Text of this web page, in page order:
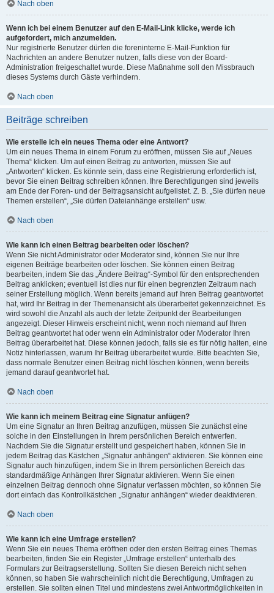
Nach oben
Wenn ich bei einem Benutzer auf den E-Mail-Link klicke, werde ich
aufgefordert, mich anzumelden.
Nur registrierte Benutzer dürfen die foreninterne E-Mail-Funktion für
Nachrichten an andere Benutzer nutzen, falls diese von der Board-
Administration freigeschaltet wurde. Diese Maßnahme soll den Missbrauch
dieses Systems durch Gäste verhindern.
Nach oben
Beiträge schreiben
Wie erstelle ich ein neues Thema oder eine Antwort?
Um ein neues Thema in einem Forum zu eröffnen, müssen Sie auf „Neues
Thema“ klicken. Um auf einen Beitrag zu antworten, müssen Sie auf
„Antworten“ klicken. Es könnte sein, dass eine Registrierung erforderlich ist,
bevor Sie einen Beitrag schreiben können. Ihre Berechtigungen sind jeweils
am Ende der Foren- und der Beitragsansicht aufgelistet. Z. B. „Sie dürfen neue
Themen erstellen“, „Sie dürfen Dateianhänge erstellen“ usw.
Nach oben
Wie kann ich einen Beitrag bearbeiten oder löschen?
Wenn Sie nicht Administrator oder Moderator sind, können Sie nur Ihre
eigenen Beiträge bearbeiten oder löschen. Sie können einen Beitrag
bearbeiten, indem Sie das „Ändere Beitrag“-Symbol für den entsprechenden
Beitrag anklicken; eventuell ist dies nur für einen begrenzten Zeitraum nach
seiner Erstellung möglich. Wenn bereits jemand auf Ihren Beitrag geantwortet
hat, wird Ihr Beitrag in der Themenansicht als überarbeitet gekennzeichnet. Es
wird sowohl die Anzahl als auch der letzte Zeitpunkt der Bearbeitungen
angezeigt. Dieser Hinweis erscheint nicht, wenn noch niemand auf Ihren
Beitrag geantwortet hat oder wenn ein Administrator oder Moderator Ihren
Beitrag überarbeitet hat. Diese können jedoch, falls sie es für nötig halten, eine
Notiz hinterlassen, warum Ihr Beitrag überarbeitet wurde. Bitte beachten Sie,
dass normale Benutzer einen Beitrag nicht löschen können, wenn bereits
jemand darauf geantwortet hat.
Nach oben
Wie kann ich meinem Beitrag eine Signatur anfügen?
Um eine Signatur an Ihren Beitrag anzufügen, müssen Sie zunächst eine
solche in den Einstellungen in Ihrem persönlichen Bereich entwerfen.
Nachdem Sie die Signatur erstellt und gespeichert haben, können Sie in
jedem Beitrag das Kästchen „Signatur anhängen“ aktivieren. Sie können eine
Signatur auch hinzufügen, indem Sie in Ihrem persönlichen Bereich das
standardmäßige Anhängen Ihrer Signatur aktivieren. Wenn Sie einen
einzelnen Beitrag dennoch ohne Signatur verfassen möchten, so können Sie
dort einfach das Kontrollkästchen „Signatur anhängen“ wieder deaktivieren.
Nach oben
Wie kann ich eine Umfrage erstellen?
Wenn Sie ein neues Thema eröffnen oder den ersten Beitrag eines Themas
bearbeiten, finden Sie ein Register „Umfrage erstellen“ unterhalb des
Formulars zur Beitragserstellung. Sollten Sie diesen Bereich nicht sehen
können, so haben Sie wahrscheinlich nicht die Berechtigung, Umfragen zu
erstellen. Sie sollten einen Titel und mindestens zwei Antwortmöglichkeiten in